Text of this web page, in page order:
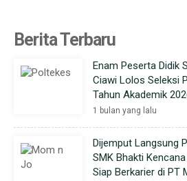
Berita Terbaru
Enam Peserta Didik
Ciawi Lolos Seleksi
Tahun Akademik
1 bulan yang lalu
Dijemput Langsung
SMK Bhakti
Siap Berkarier di PT